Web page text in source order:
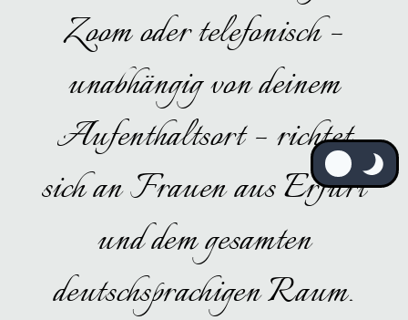
Zoom oder telefonisch –
unabhängig von deinem
Aufenthaltsort – richtet
sich an Frauen aus Erfurt
und dem gesamten
deutschsprachigen Raum.